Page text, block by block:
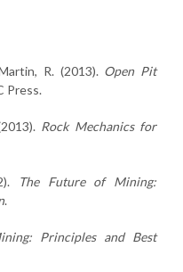
R. (2013). Open Pit
Press.
Rock Mechanics for
The Future of Mining:
.
Principles and Best